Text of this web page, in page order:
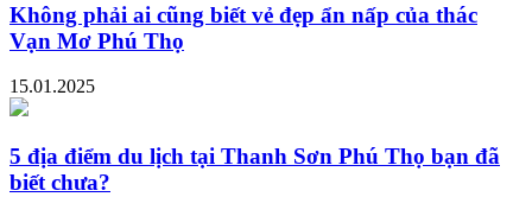
Không phải ai cũng biết vẻ đẹp ẩn nấp của thác
Vạn Mơ Phú Thọ
15.01.2025
5 địa điểm du lịch tại Thanh Sơn Phú Thọ bạn đã
biết chưa?